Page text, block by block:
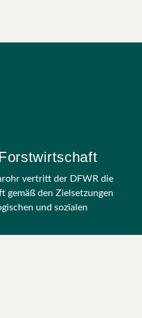
vertritt der DFWR die
gemäß den Zielsetzungen
und sozialen